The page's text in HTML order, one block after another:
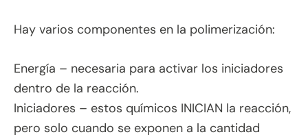
Hay varios componentes en la polimerización:
Energía – necesaria para activar los iniciadores
dentro de la reacción.
Iniciadores – estos químicos INICIAN la reacción,
pero solo cuando se exponen a la cantidad